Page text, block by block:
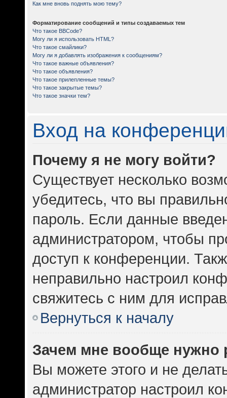
Как мне вновь поднять мою тему?
Форматирование сообщений и типы создаваемых тем
Что такое BBCode?
Могу ли я использовать HTML?
Что такое смайлики?
Могу ли я добавлять изображения к сообщениям?
Что такое важные объявления?
Что такое объявления?
Что такое прилепленные темы?
Что такое закрытые темы?
Что такое значки тем?
Вход на
Почему я не могу войти?
Существует несколько
убедитесь, что вы
пароль. Если данные
администратором, чтобы
доступ к конференции.
неправильно настроил
свяжитесь с ним для
Вернуться к началу
Зачем мне вообще нужно
Вы можете этого и не
администратор настроил